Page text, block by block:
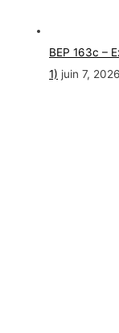
BEP 163c –
1) juin 7, 2026